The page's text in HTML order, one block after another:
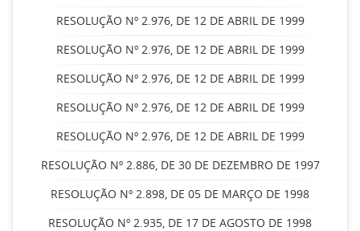
RESOLUÇÃO Nº 2.976, DE 12 DE ABRIL DE 1999
RESOLUÇÃO Nº 2.976, DE 12 DE ABRIL DE 1999
RESOLUÇÃO Nº 2.976, DE 12 DE ABRIL DE 1999
RESOLUÇÃO Nº 2.976, DE 12 DE ABRIL DE 1999
RESOLUÇÃO Nº 2.976, DE 12 DE ABRIL DE 1999
RESOLUÇÃO Nº 2.886, DE 30 DE DEZEMBRO DE 1997
RESOLUÇÃO Nº 2.898, DE 05 DE MARÇO DE 1998
RESOLUÇÃO Nº 2.935, DE 17 DE AGOSTO DE 1998